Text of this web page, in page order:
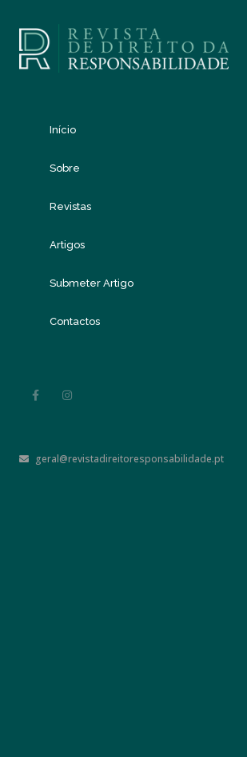
Início
Sobre
Revistas
Artigos
Submeter Artigo
Contactos
geral@revistadireitoresponsabilidade.pt